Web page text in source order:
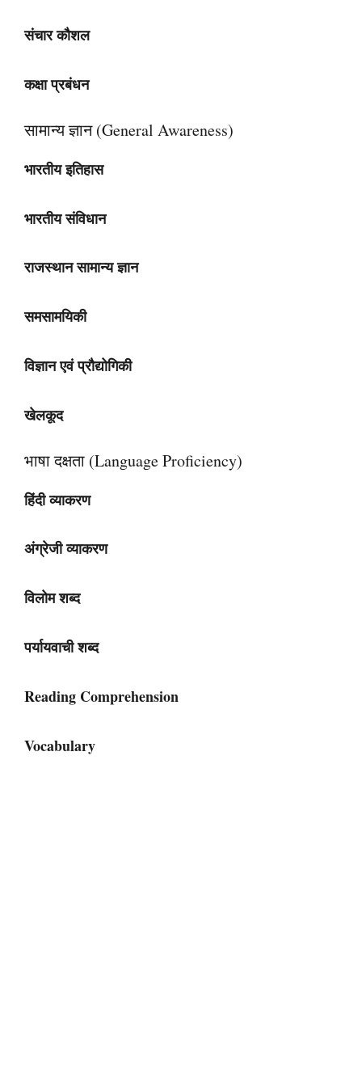
संचार कौशल
कक्षा प्रबंधन
सामान्य ज्ञान (General Awareness)
भारतीय इतिहास
भारतीय संविधान
राजस्थान सामान्य ज्ञान
समसामयिकी
विज्ञान एवं प्रौद्योगिकी
खेलकूद
भाषा दक्षता (Language Proficiency)
हिंदी व्याकरण
अंग्रेजी व्याकरण
विलोम शब्द
पर्यायवाची शब्द
Reading Comprehension
Vocabulary